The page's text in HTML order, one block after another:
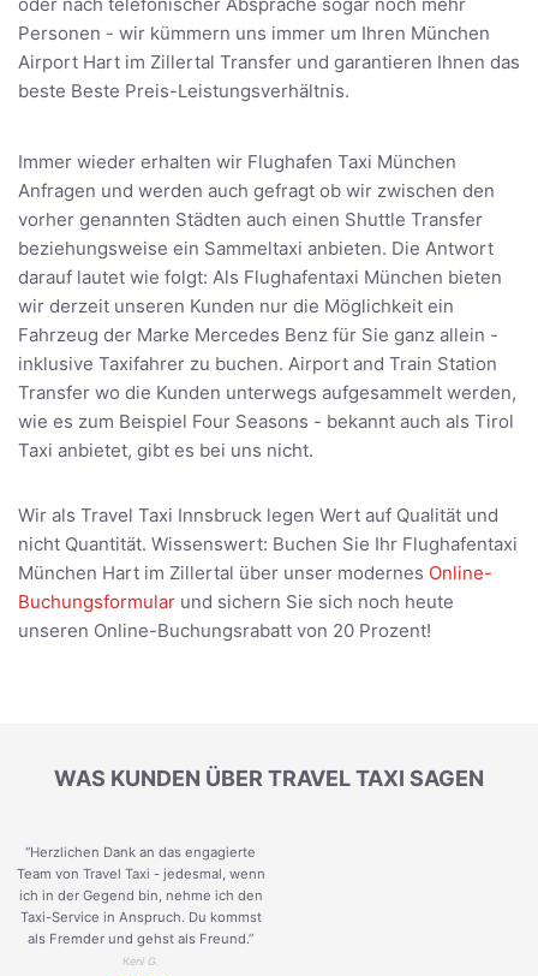
Personen - wir kümmern uns immer um Ihren München
Airport Hart im Zillertal Transfer und garantieren Ihnen das
beste Beste Preis-Leistungsverhältnis.
Immer wieder erhalten wir Flughafen Taxi München
Anfragen und werden auch gefragt ob wir zwischen den
vorher genannten Städten auch einen Shuttle Transfer
beziehungsweise ein Sammeltaxi anbieten. Die Antwort
darauf lautet wie folgt: Als Flughafentaxi München bieten
wir derzeit unseren Kunden nur die Möglichkeit ein
Fahrzeug der Marke Mercedes Benz für Sie ganz allein -
inklusive Taxifahrer zu buchen. Airport and Train Station
Transfer wo die Kunden unterwegs aufgesammelt werden,
wie es zum Beispiel Four Seasons - bekannt auch als Tirol
Taxi anbietet, gibt es bei uns nicht.
Wir als Travel Taxi Innsbruck legen Wert auf Qualität und
nicht Quantität. Wissenswert: Buchen Sie Ihr Flughafentaxi
München Hart im Zillertal über unser modernes Online-
Buchungsformular und sichern Sie sich noch heute
unseren Online-Buchungsrabatt von 20 Prozent!
WAS KUNDEN ÜBER TRAVEL TAXI SAGEN
“Herzlichen Dank an das engagierte
Team von Travel Taxi - jedesmal, wenn
ich in der Gegend bin, nehme ich den
Taxi-Service in Anspruch. Du kommst
als Fremder und gehst als Freund.”
Keni G.